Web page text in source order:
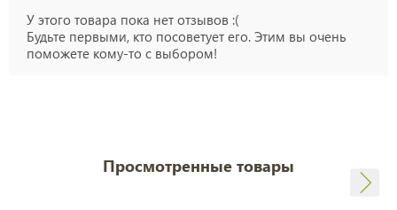
У этого товара пока нет отзывов :(
Будьте первыми, кто посоветует его. Этим вы очень
поможете кому-то с выбором!
Просмотренные товары